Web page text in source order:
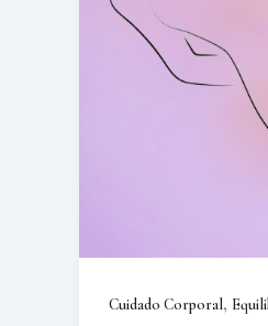
Cuidado Corporal,